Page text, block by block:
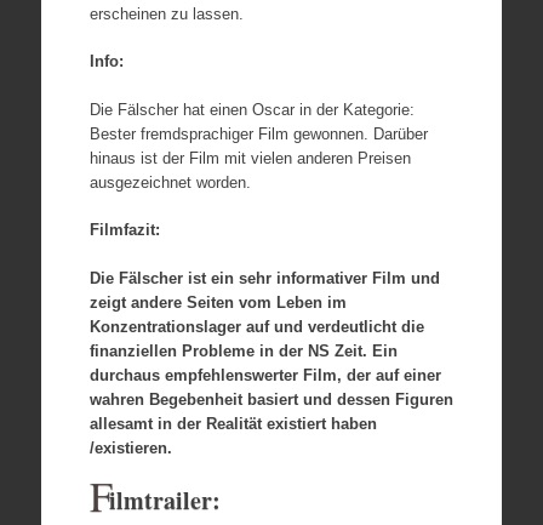
erscheinen zu lassen.
Info:
Die Fälscher hat einen Oscar in der Kategorie:
Bester fremdsprachiger Film gewonnen. Darüber
hinaus ist der Film mit vielen anderen Preisen
ausgezeichnet worden.
Filmfazit:
Die Fälscher ist ein sehr informativer Film und
zeigt andere Seiten vom Leben im
Konzentrationslager auf und verdeutlicht die
finanziellen Probleme in der NS Zeit. Ein
durchaus empfehlenswerter Film, der auf einer
wahren Begebenheit basiert und dessen Figuren
allesamt in der Realität existiert haben
/existieren.
Filmtrailer: